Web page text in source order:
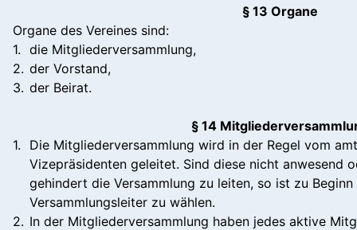
§ 13 Organe
Organe des Vereines sind:
1. die Mitgliederversammlung,
2. der Vorstand,
3. der Beirat.
§ 14
1.
Die Mitgliederversammlung wird in der Regel vom
Vizepräsidenten geleitet. Sind diese nicht anwesend
gehindert die Versammlung zu leiten, so ist zu
Versammlungsleiter zu wählen.
2. In der Mitgliederversammlung haben jedes aktive